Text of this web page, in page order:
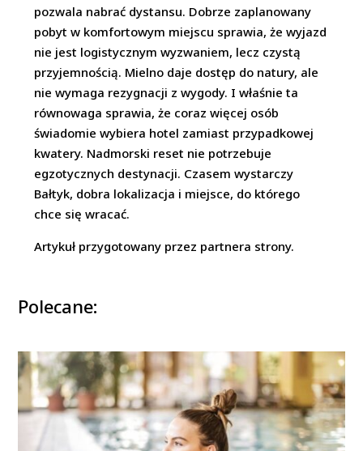
pozwala nabrać dystansu. Dobrze zaplanowany
pobyt w komfortowym miejscu sprawia, że wyjazd
nie jest logistycznym wyzwaniem, lecz czystą
przyjemnością. Mielno daje dostęp do natury, ale
nie wymaga rezygnacji z wygody. I właśnie ta
równowaga sprawia, że coraz więcej osób
świadomie wybiera hotel zamiast przypadkowej
kwatery. Nadmorski reset nie potrzebuje
egzotycznych destynacji. Czasem wystarczy
Bałtyk, dobra lokalizacja i miejsce, do którego
chce się wracać.
Artykuł przygotowany przez partnera strony.
Polecane: